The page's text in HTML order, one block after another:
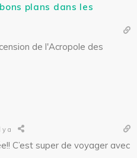
plans dans les
de l'Acropole des
y a
C’est super de voyager avec